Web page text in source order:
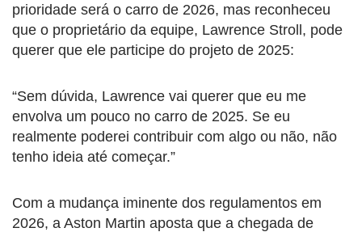
prioridade será o carro de 2026, mas reconheceu
que o proprietário da equipe, Lawrence Stroll, pode
querer que ele participe do projeto de 2025:
“Sem dúvida, Lawrence vai querer que eu me
envolva um pouco no carro de 2025. Se eu
realmente poderei contribuir com algo ou não, não
tenho ideia até começar.”
Com a mudança iminente dos regulamentos em
2026, a Aston Martin aposta que a chegada de